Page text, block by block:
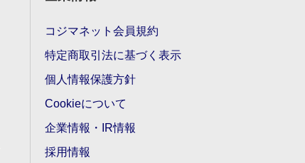
コジマネット会員規約
特定商取引法に基づく表示
個人情報保護方針
Cookieについて
企業情報・IR情報
採用情報